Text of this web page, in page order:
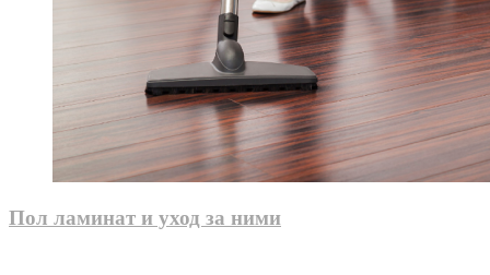
Пол ламинат и уход за ними